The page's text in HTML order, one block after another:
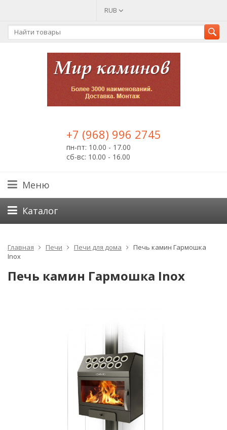
RUB
+7 (968) 996 2745
пн-пт: 10.00 - 17.00
сб-вс: 10.00 - 16.00
Меню
Каталог
Главная Печи Печи для дома
Печь камин Гармошка
Inox
Печь камин Гармошка Inox